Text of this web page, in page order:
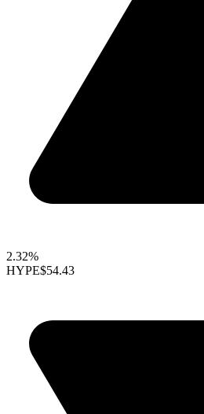
2.32%
HYPE$54.43